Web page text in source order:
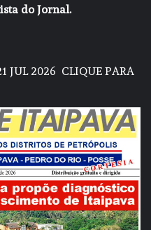
do Jornal.
JUL 2026 CLIQUE PARA